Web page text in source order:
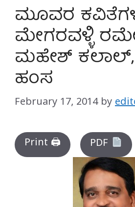
ಮೂವರ
ಮೇಗರವಳ್ಳಿ
ಮಹೇಶ್
ಹಂಸ
February 17, 2014 by
Print 🖨 PDF